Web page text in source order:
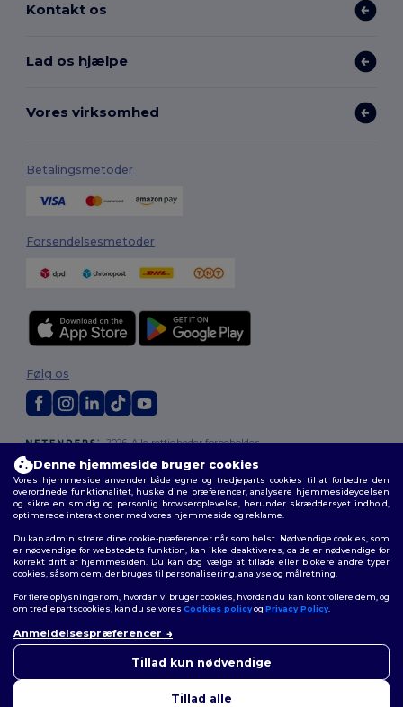
Kontakt os
Lad os hjælpe
Vores virksomhed
Betalingsmetoder
Forsendelsesmetoder
2026. Alle rettigheder forbeholdes
Vilkår og Betingelser |Tilpasset politik | Fortrolighedspolitik
cookies
Sitemap
Følg os
Denne hjemmeside bruger cookies
Vores hjemmeside anvender både egne og tredjeparts cookies til at forbedre den
overordnede funktionalitet, huske dine præferencer, analysere hjemmesideydelsen
og sikre en smidig og personlig browseroplevelse, herunder skræddersyet indhold,
optimerede interaktioner med vores hjemmeside og reklame.
Du kan administrere dine cookie-præferencer når som helst. Nødvendige cookies, som
er nødvendige for webstedets funktion, kan ikke deaktiveres, da de er nødvendige for
korrekt drift af hjemmesiden. Du kan dog vælge at tillade eller blokere andre typer
cookies, såsom dem, der bruges til personalisering, analyse og målretning.
For flere oplysninger om, hvordan vi bruger cookies, hvordan du kan kontrollere dem, og
om tredjepartscookies, kan du se vores Cookies policyog Privacy Policy.
Anmeldelsespræferencer
Tillad kun nødvendige
Tillad alle
bekymringer, kan du kontakte
er her for at hjælpe.